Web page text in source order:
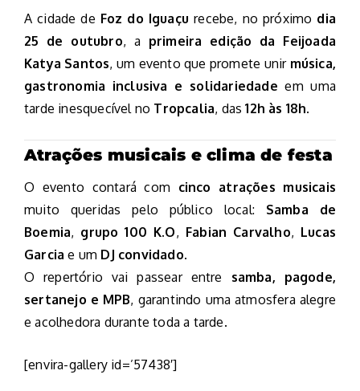
A cidade de Foz do Iguaçu recebe, no próximo dia
25 de outubro, a primeira edição da Feijoada
Katya Santos, um evento que promete unir música,
gastronomia inclusiva e solidariedade em uma
tarde inesquecível no Tropcalia, das12h às 18h.
Atrações musicais e clima de festa
O evento contará com cinco atrações musicais
muito queridas pelo público local: Samba de
Boemia, grupo 100 K.O, Fabian Carvalho, Lucas
Garcia e um DJ convidado.
O repertório vai passear entre samba, pagode,
sertanejo e MPB, garantindo uma atmosfera alegre
e acolhedora durante toda a tarde.
[envira-gallery id=’57438′]